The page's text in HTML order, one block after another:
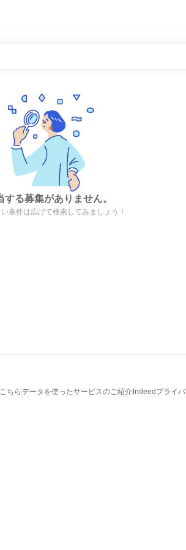
する募集がありません。
条件は広げて検索してみましょう！
ちら データを使ったサービスのご紹介 Indeedプライ